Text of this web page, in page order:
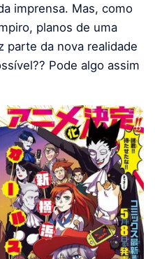
imprensa. Mas, como
planos de uma
parte da nova realidade
Pode algo assim